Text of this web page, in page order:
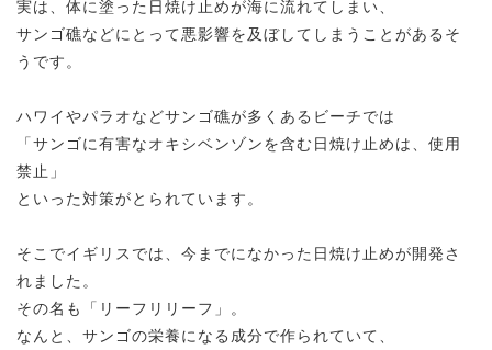
実は、体に塗った日焼け止めが海に流れてしまい、
サンゴ礁などにとって悪影響を及ぼしてしまうことがあるそ
うです。
ハワイやパラオなどサンゴ礁が多くあるビーチでは
「サンゴに有害なオキシベンゾンを含む日焼け止めは、使用
禁止」
といった対策がとられています。
そこでイギリスでは、今までになかった日焼け止めが開発さ
れました。
その名も「リーフリリーフ」。
なんと、サンゴの栄養になる成分で作られていて、